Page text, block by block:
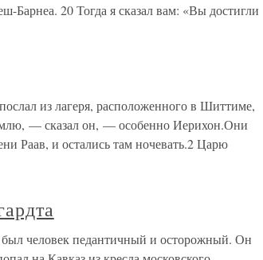
20 Тогда я сказал вам: «Вы достигли
из лагеря, расположенного в Шиттиме,
— сказал он, — особенно Иерихон.Они
Раав, и остались там ночевать.2 Царю
был человек педантичный и осторожный. Он